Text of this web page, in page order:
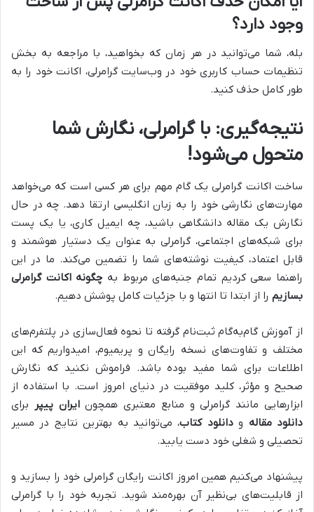
وجود دارد؟
بله، شما می‌توانید در هر زمان که بخواهید، با مراجعه به بخش
تنظیمات حساب کاربری خود در وب‌سایت گرامرلی، اکانت خود را به
طور کامل حذف کنید.
نتیجه‌گیری: با گرامرلی، نگارش شما
متحول می‌شود!
ساخت اکانت گرامرلی یک گام مهم برای هر کسی است که می‌خواهد
مهارت‌های نگارشی خود را به زبان انگلیسی ارتقا دهد. چه در حال
نگارش یک مقاله دانشگاهی باشید، چه ایمیل کاری، یا یک پست
برای شبکه‌های اجتماعی، گرامرلی به عنوان یک دستیار هوشمند و
قابل اعتماد، کیفیت نوشته‌های شما را تضمین می‌کند. ما در این
راهنما سعی کردیم تمام جنبه‌های مربوط به چگونه اکانت گرامرلی
بسازیم را از ابتدا تا انتها و با جزئیات کامل پوشش دهیم.
از آموزش گام‌به‌گام ثبت‌نام گرفته تا نحوه فعال‌سازی در پلتفرم‌های
مختلف و تفاوت‌های نسخه رایگان و پریمیوم، امیدواریم که این
اطلاعات برای شما مفید بوده باشد. فراموش نکنید که نگارش
صحیح و مؤثر، کلید موفقیت در دنیای امروز است. با استفاده از
ابزارهایی مانند گرامرلی و منابع معتبری همچونایران پیپر برای
دانلود مقاله ودانلود کتاب، می‌توانید به بهترین نتایج در مسیر
تحصیلی و شغلی خود دست یابید.
پیشنهاد می‌کنیم همین امروز اکانت رایگان گرامرلی خود را بسازید و
از قابلیت‌های بی‌نظیر آن بهره‌مند شوید. تجربه خود را با گرامرلی